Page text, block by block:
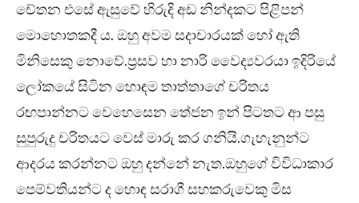
චේතන එසේ ඇසුවේ හිරුදි අඩ නින්දකට පිළිපන්
මොහොතකදී ය. ඔහු අවම සදාචාරයක් හෝ ඇති
මිනිසෙකු නොවේ.ප්‍රසව හා නාරි වෛද්‍යවරයා ඉදිරියේ
ලෝකයේ සිටින හොඳම තාත්තාගේ චරිතය
රඟපාන්නට වෙහෙසෙන තේජන ඉන් පිටතට ආ පසු
සුපුරුදු චරිතයට වෙස් මාරු කර ගනියි.ගැහැනුන්ට
ආදරය කරන්නට ඔහු දන්නේ නැත.ඔහුගේ විවිධාකාර
පෙම්වතියන්ට ද හොඳ සරාගී සහකරුවෙකු මිස